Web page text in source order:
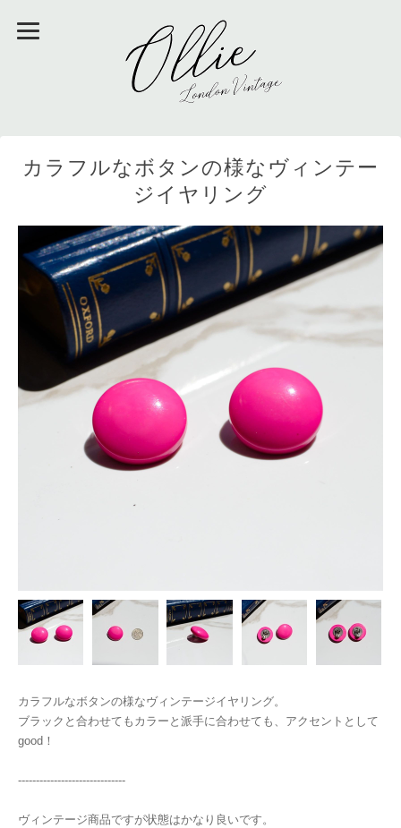
カラフルなボタンの様なヴィンテー
ジイヤリング
カラフルなボタンの様なヴィンテージイヤリング。
ブラックと合わせてもカラーと派手に合わせても、アクセントとして
good！
------------------------------
ヴィンテージ商品ですが状態はかなり良いです。